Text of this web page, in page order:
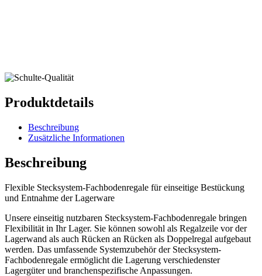
Produktdetails
Beschreibung
Zusätzliche Informationen
Beschreibung
Flexible Stecksystem-Fachbodenregale für einseitige Bestückung
und Entnahme der Lagerware
Unsere einseitig nutzbaren Stecksystem-Fachbodenregale bringen
Flexibilität in Ihr Lager. Sie können sowohl als Regalzeile vor der
Lagerwand als auch Rücken an Rücken als Doppelregal aufgebaut
werden. Das umfassende Systemzubehör der Stecksystem-
Fachbodenregale ermöglicht die Lagerung verschiedenster
Lagergüter und branchenspezifische Anpassungen.